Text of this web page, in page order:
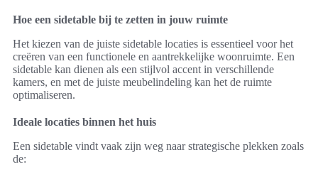
Hoe een sidetable bij te zetten in jouw ruimte
Het kiezen van de juiste sidetable locaties is essentieel voor het
creëren van een functionele en aantrekkelijke woonruimte. Een
sidetable kan dienen als een stijlvol accent in verschillende
kamers, en met de juiste meubelindeling kan het de ruimte
optimaliseren.
Ideale locaties binnen het huis
Een sidetable vindt vaak zijn weg naar strategische plekken zoals
de: